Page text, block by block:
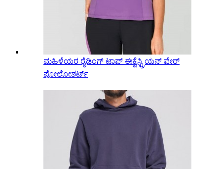
ಮಹಿಳೆಯರ ರೈಡಿಂಗ್ ಟಾಪ್ ಈಕ್ವೆಸ್ಟ್ರಿಯನ್ ವೇರ್
ಪೋಲೋಶರ್ಟ್